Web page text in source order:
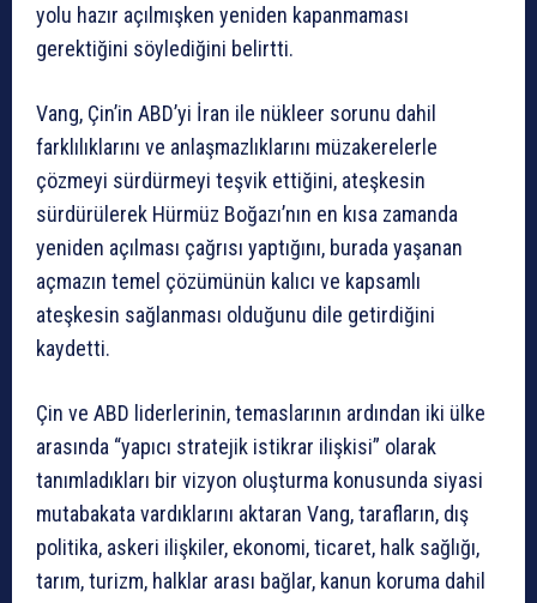
yolu hazır açılmışken yeniden kapanmaması
gerektiğini söylediğini belirtti.
Vang, Çin’in ABD’yi İran ile nükleer sorunu dahil
farklılıklarını ve anlaşmazlıklarını müzakerelerle
çözmeyi sürdürmeyi teşvik ettiğini, ateşkesin
sürdürülerek Hürmüz Boğazı’nın en kısa zamanda
yeniden açılması çağrısı yaptığını, burada yaşanan
açmazın temel çözümünün kalıcı ve kapsamlı
ateşkesin sağlanması olduğunu dile getirdiğini
kaydetti.
Çin ve ABD liderlerinin, temaslarının ardından iki ülke
arasında “yapıcı stratejik istikrar ilişkisi” olarak
tanımladıkları bir vizyon oluşturma konusunda siyasi
mutabakata vardıklarını aktaran Vang, tarafların, dış
politika, askeri ilişkiler, ekonomi, ticaret, halk sağlığı,
tarım, turizm, halklar arası bağlar, kanun koruma dahil